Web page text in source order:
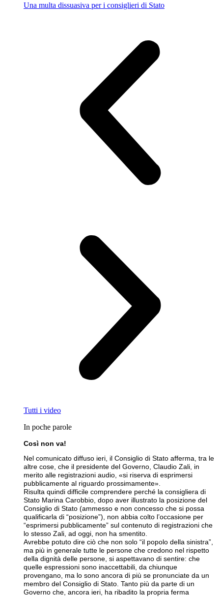
Una multa dissuasiva per i consiglieri di Stato
Tutti i video
In poche parole
Così non va!
Nel comunicato diffuso ieri, il Consiglio di Stato afferma, tra le
altre cose, che il presidente del Governo, Claudio Zali, in
merito alle registrazioni audio, «si riserva di esprimersi
pubblicamente al riguardo prossimamente».
Risulta quindi difficile comprendere perché la consigliera di
Stato Marina Carobbio, dopo aver illustrato la posizione del
Consiglio di Stato (ammesso e non concesso che si possa
qualificarla di “posizione”), non abbia colto l’occasione per
“esprimersi pubblicamente” sul contenuto di registrazioni che
lo stesso Zali, ad oggi, non ha smentito.
Avrebbe potuto dire ciò che non solo “il popolo della sinistra”,
ma più in generale tutte le persone che credono nel rispetto
della dignità delle persone, si aspettavano di sentire: che
quelle espressioni sono inaccettabili, da chiunque
provengano, ma lo sono ancora di più se pronunciate da un
membro del Consiglio di Stato. Tanto più da parte di un
Governo che, ancora ieri, ha ribadito la propria ferma